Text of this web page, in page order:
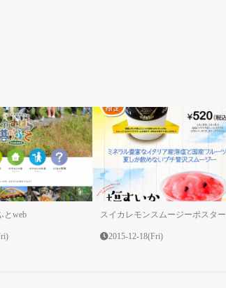
とweb スイカレモンスムージーポスター
2015-12-18(Fri)